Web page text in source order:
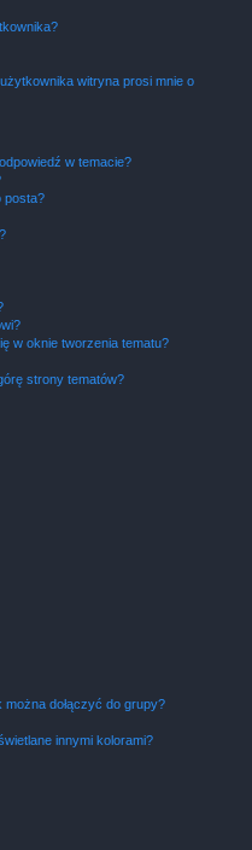
witryna prosi mnie o
w temacie?
posta?
w oknie tworzenia tematu?
strony tematów?
dołączyć do grupy?
innymi kolorami?